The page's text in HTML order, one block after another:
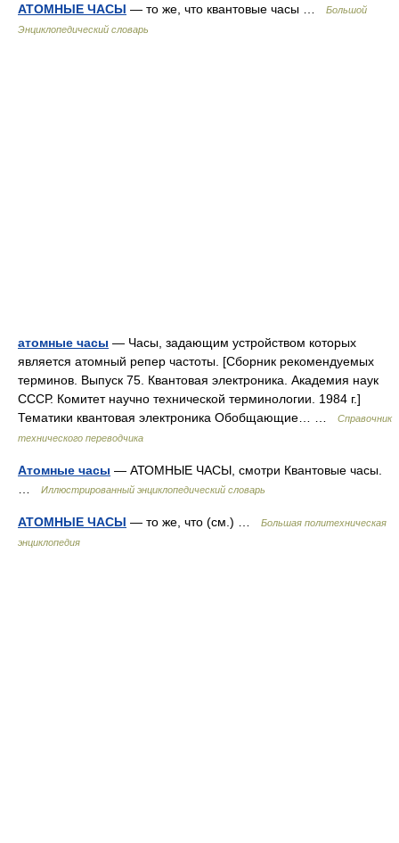
АТОМНЫЕ ЧАСЫ — то же, что квантовые часы …
Большой
Энциклопедический словарь
атомные часы — Часы, задающим устройством которых
является атомный репер частоты. [Сборник рекомендуемых
терминов. Выпуск 75. Квантовая электроника. Академия наук
СССР. Комитет научно технической терминологии. 1984 г.]
Тематики квантовая электроника Обобщающие… …
Справочник
технического переводчика
Атомные часы — АТОМНЫЕ ЧАСЫ, смотри Квантовые часы.
Иллюстрированный энциклопедический словарь
АТОМНЫЕ ЧАСЫ — то же, что (см.) …
Большая политехническая
энциклопедия